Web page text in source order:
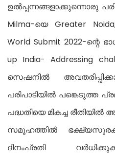
ഉൽപ്പന്നങ്ങളാക്കുന്നൊരു
Milma-യെ Greater
World Submit 2022-ന്റെ
up India- Addressing
സെഷനിൽ
പരിപാടിയിൽ
പദ്ധതിയെ മികച്ച രീതിയിൽ
സമൂഹത്തിൽ
ദിനംപ്രതി